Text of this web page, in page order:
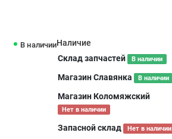
В наличииНаличие
Склад запчастей
В наличии
Магазин Славянка В наличии
Магазин Коломяжский
Нет в наличии
Запасной склад Нет в наличии